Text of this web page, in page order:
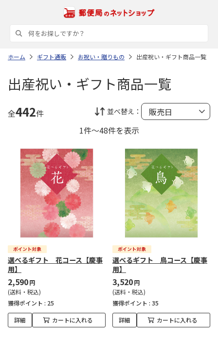
ホーム ギフト通販 お祝い・贈りもの 出産祝い・ギフト商品一覧
出産祝い・ギフト商品一覧
全442件 並べ替え：
1件～48件を表示
選べるギフト 花コース【慶事
用】
2,590円
(送料・税込)
獲得ポイント : 25
詳細 カートに入れる
選べるギフト 鳥コース【慶事
用】
3,520円
(送料・税込)
獲得ポイント : 35
詳細 カートに入れる